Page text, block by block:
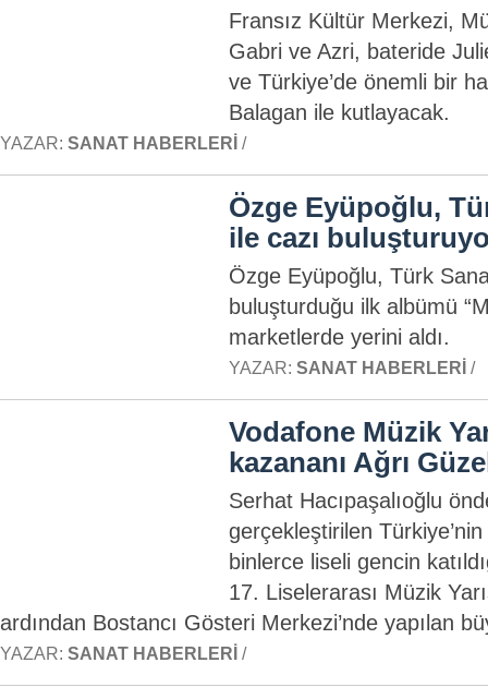
Fransız Kültür Merkezi,
Gabri ve Azri, bateride
ve Türkiye’de önemli bir
Balagan ile kutlayacak.
YAZAR: SANAT HABERLERI /
Özge Eyüpoğlu,
ile cazı
Özge Eyüpoğlu, Türk
buluşturduğu ilk albümü
marketlerde yerini aldı.
YAZAR: SANAT HABERLERI /
Vodafone Müzik
kazananı Ağrı
Serhat Hacıpaşalıoğlu
gerçekleştirilen
binlerce liseli gencin
17. Liselerarası Müzik
ardından Bostancı Gösteri Merkezi’nde yapılan
YAZAR: SANAT HABERLERI /